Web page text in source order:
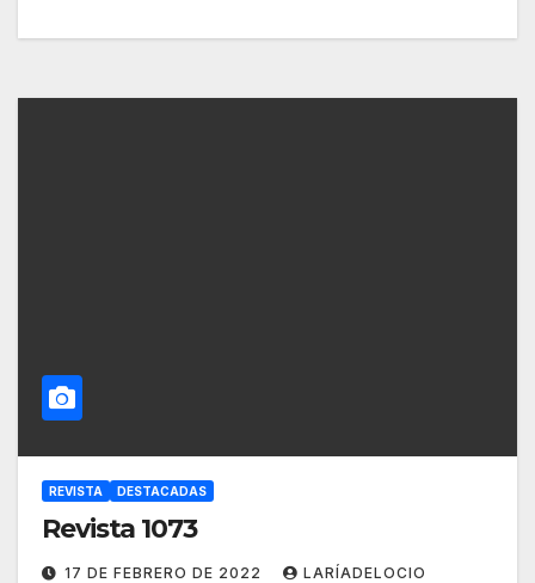
REVISTA DESTACADAS
Revista 1073
17 DE FEBRERO DE 2022 LARÍADELOCIO